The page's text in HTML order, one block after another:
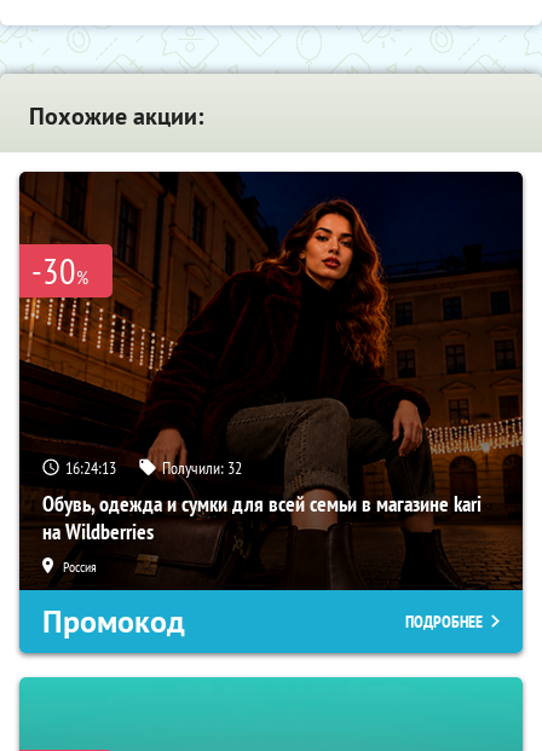
Похожие акции:
-30%
16:24:12 Получили: 32
Обувь, одежда и сумки для всей семьи в магазине kari
на Wildberries
Россия
Промокод ПОДРОБНЕЕ